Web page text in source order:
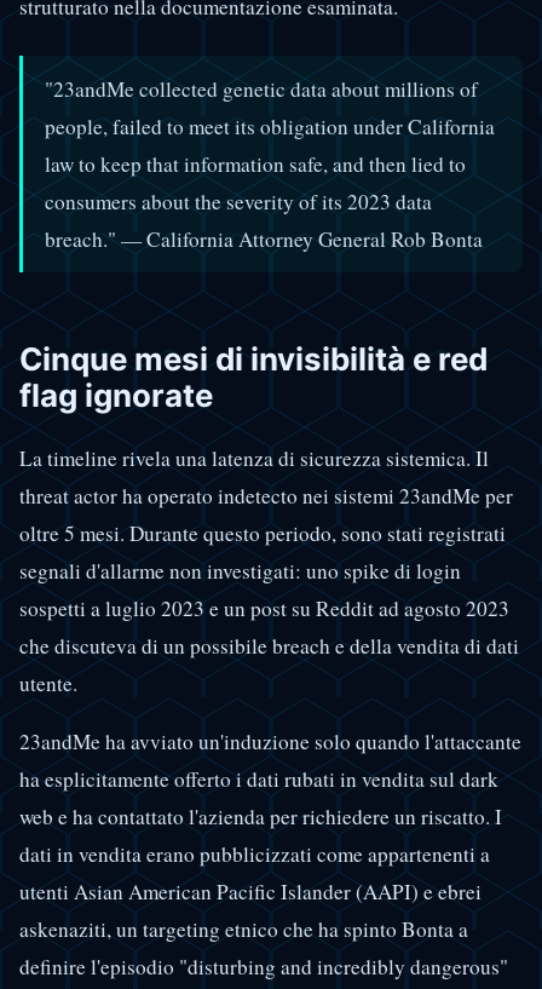
strutturato nella documentazione esaminata.
"23andMe collected genetic data about millions of
people, failed to meet its obligation under California
law to keep that information safe, and then lied to
consumers about the severity of its 2023 data
breach." — California Attorney General Rob Bonta
Cinque mesi di invisibilità e red
flag ignorate
La timeline rivela una latenza di sicurezza sistemica. Il
threat actor ha operato indetecto nei sistemi 23andMe per
oltre 5 mesi. Durante questo periodo, sono stati registrati
segnali d'allarme non investigati: uno spike di login
sospetti a luglio 2023 e un post su Reddit ad agosto 2023
che discuteva di un possibile breach e della vendita di dati
utente.
23andMe ha avviato un'induzione solo quando l'attaccante
ha esplicitamente offerto i dati rubati in vendita sul dark
web e ha contattato l'azienda per richiedere un riscatto. I
dati in vendita erano pubblicizzati come appartenenti a
utenti Asian American Pacific Islander (AAPI) e ebrei
askenaziti, un targeting etnico che ha spinto Bonta a
definire l'episodio "disturbing and incredibly dangerous"